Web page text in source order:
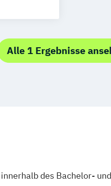
Alle 1 Ergebnisse
des Bachelor-